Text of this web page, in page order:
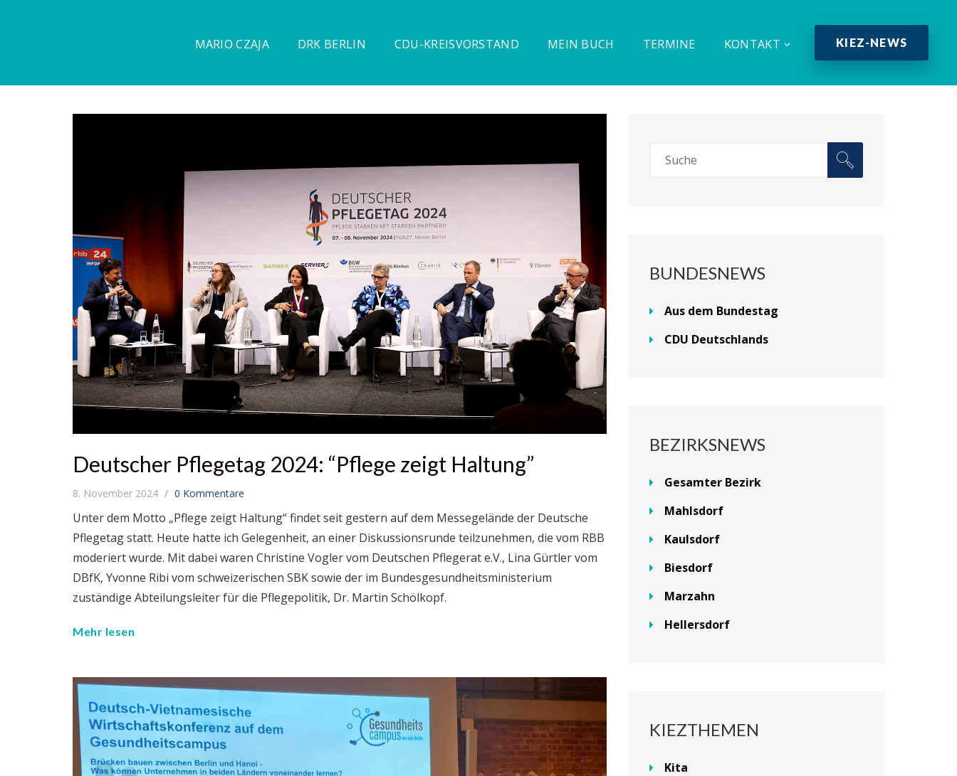
MARIO CZAJA DRK BERLIN CDU-KREISVORSTAND MEIN BUCH TERMINE KONTAKT KIEZ-NEWS
Deutscher Pflegetag 2024: “Pflege zeigt Haltung”
8. November 2024 0 Kommentare
Unter dem Motto „Pflege zeigt Haltung“ findet seit gestern auf dem Messegelände der Deutsche
Pflegetag statt. Heute hatte ich Gelegenheit, an einer Diskussionsrunde teilzunehmen, die vom RBB
moderiert wurde. Mit dabei waren Christine Vogler vom Deutschen Pflegerat e.V., Lina Gürtler vom
DBfK, Yvonne Ribi vom schweizerischen SBK sowie der im Bundesgesundheitsministerium
zuständige Abteilungsleiter für die Pflegepolitik, Dr. Martin Schölkopf.
Mehr lesen
BUNDESNEWS
Aus dem Bundestag
CDU Deutschlands
BEZIRKSNEWS
Gesamter Bezirk
Mahlsdorf
Kaulsdorf
Biesdorf
Marzahn
Hellersdorf
KIEZTHEMEN
Kita